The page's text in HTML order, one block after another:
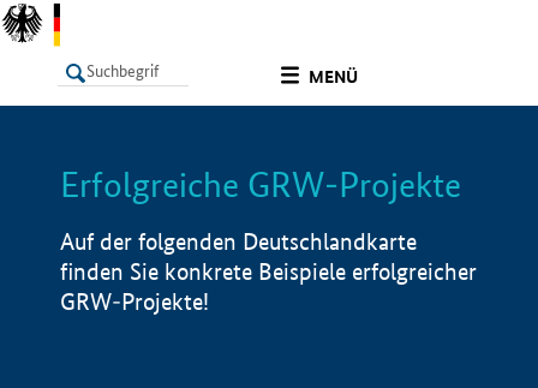
MENÜ
LISTE Info
Erfolgreiche GRW-Projekte
Auf der folgenden Deutschlandkarte
finden Sie konkrete Beispiele erfolgreicher
GRW-Projekte!